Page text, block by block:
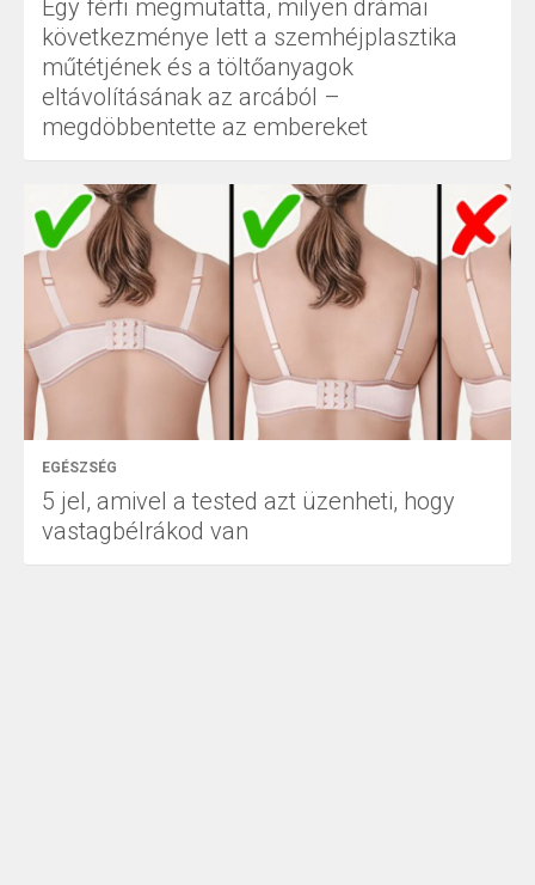
Egy férfi megmutatta, milyen drámai
következménye lett a szemhéjplasztika
műtétjének és a töltőanyagok
eltávolításának az arcából –
megdöbbentette az embereket
EGÉSZSÉG
5 jel, amivel a tested azt üzenheti, hogy
vastagbélrákod van